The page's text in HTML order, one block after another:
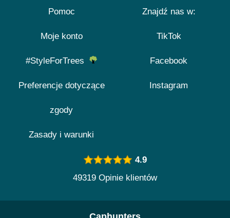
Pomoc
Moje konto
#StyleForTrees
Preferencje dotyczące
zgody
Zasady i warunki
Znajdź nas w:
TikTok
Facebook
Instagram
4.9
49319 Opinie klientów